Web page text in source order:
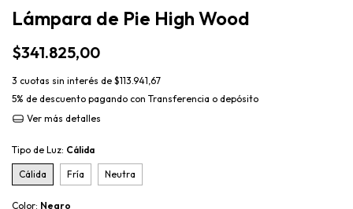
Lámpara de Pie High Wood
$341.825,00
3 cuotas sin interés de $113.941,67
5% de descuento pagando con Transferencia o depósito
Ver más detalles
Tipo de Luz: Cálida
Cálida Fría Neutra
Color: Negro